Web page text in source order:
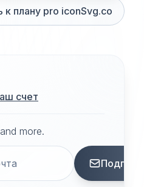
к плану pro iconSvg.co
счет
more.